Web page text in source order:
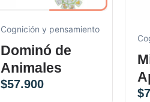
Cognición y pensamiento
Dominó de
Animales
$57.900
$